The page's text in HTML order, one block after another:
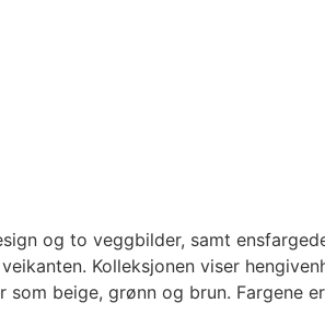
og to veggbilder, samt
Kolleksjonen viser
beige, grønn og brun. Fargene